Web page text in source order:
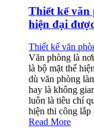
Thiết kế văn
hiện đại
Thiết kế văn
Văn phòng là
là bộ mặt thể
dù văn phòng
hay là không
luôn là tiêu chí
hiện thi công lắp
Read More